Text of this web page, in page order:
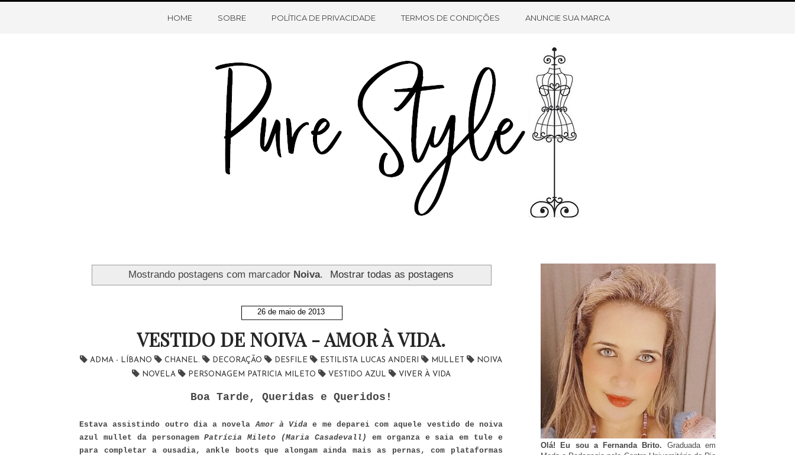
HOME SOBRE O BLOG CONTATO
HOME SOBRE POLÍTICA DE PRIVACIDADE TERMOS DE CONDIÇÕES ANUNCIE SUA MARCA
Mostrando postagens com marcador Noiva. Mostrar todas as postagens
26 de maio de 2013
VESTIDO DE NOIVA - AMOR À VIDA.
ADMA - LÍBANO CHANEL. DECORAÇÃO DESFILE ESTILISTA LUCAS ANDERI MULLET
NOIVA
NOVELA
PERSONAGEM PATRICIA MILETO VESTIDO AZUL VIVER À VIDA
Boa Tarde, Queridas e Queridos!
Estava assistindo outro dia a novelaAmor à Vida e me deparei com aquele vestido de noiva
azul mullet da personagemPatrícia Mileto (Maria Casadevall)
em organza e saia em tule e
para completar a ousadia, ankle boots que alongam ainda mais as pernas, com plataformas
Olá! Eu sou a Fernanda Brito. Graduada em